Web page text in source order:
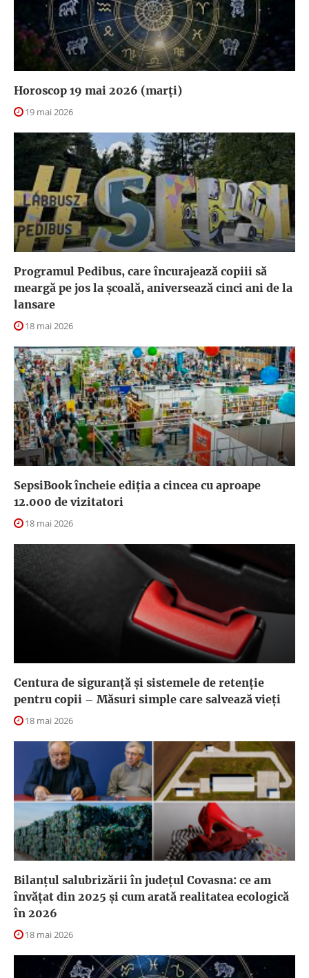
Horoscop 19 mai 2026 (marți)
19 mai 2026
Programul Pedibus, care încurajează copiii să
meargă pe jos la şcoală, aniversează cinci ani de la
lansare
18 mai 2026
SepsiBook încheie ediția a cincea cu aproape
12.000 de vizitatori
18 mai 2026
Centura de siguranță și sistemele de retenție
pentru copii – Măsuri simple care salvează vieți
18 mai 2026
Bilanțul salubrizării în județul Covasna: ce am
învățat din 2025 și cum arată realitatea ecologică
în 2026
18 mai 2026